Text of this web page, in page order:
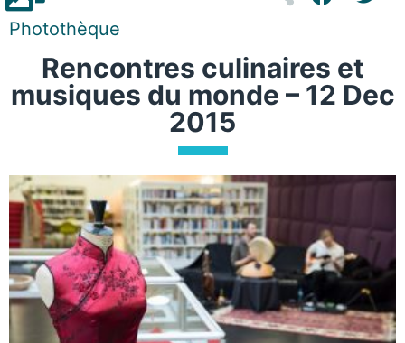
Photothèque
Rencontres culinaires et
musiques du monde – 12 Dec
2015